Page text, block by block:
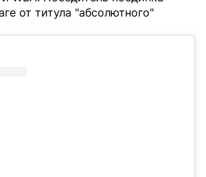
от титула "абсолютного"